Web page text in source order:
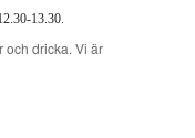
13.30.
och dricka. Vi är